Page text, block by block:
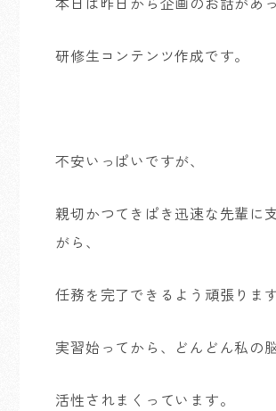
研修生コンテンツ作成です。
不安いっぱいですが、
親切かつてきぱき迅速な先輩に
がら、
任務を完了できるよう頑張りま
実習始ってから、どんどん私の
活性されまくっています。